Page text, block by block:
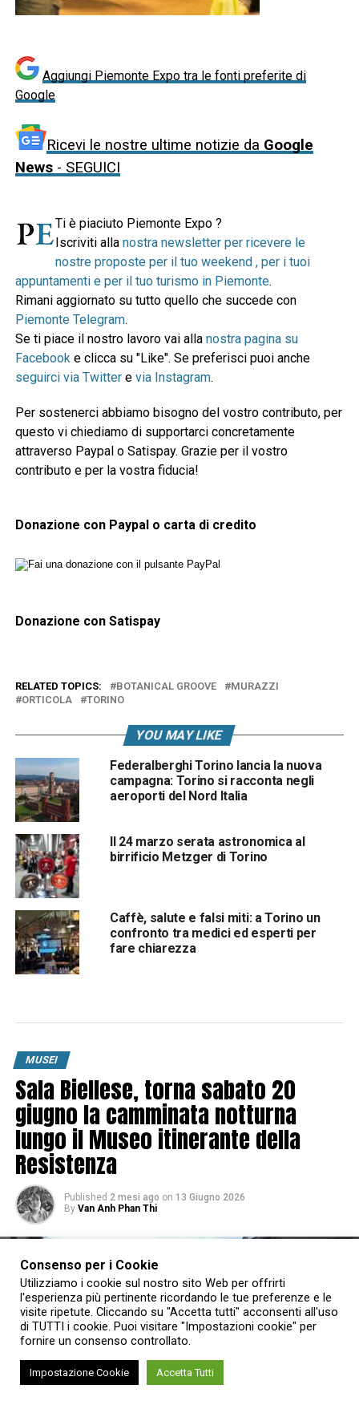
Aggiungi Piemonte Expo tra le fonti preferite di
Google
Ricevi le nostre ultime notizie da Google
News- SEGUICI
Ti è piaciuto Piemonte Expo ?
Iscriviti alla nostra newsletter per ricevere le
nostre proposte per il tuo weekend , per i tuoi
appuntamenti e per il tuo turismo in Piemonte.
Rimani aggiornato su tutto quello che succede con
Piemonte Telegram.
Se ti piace il nostro lavoro vai alla nostra pagina su
Facebooke clicca su "Like". Se preferisci puoi anche
seguirci via Twittere via Instagram.
Per sostenerci abbiamo bisogno del vostro contributo, per
questo vi chiediamo di supportarci concretamente
attraverso Paypal o Satispay. Grazie per il vostro
contributo e per la vostra fiducia!
Donazione con Paypal o carta di credito
Donazione con Satispay
RELATED TOPICS: BOTANICAL GROOVE
MURAZZI
ORTICOLA
TORINO
YOU MAY LIKE
Federalberghi Torino lancia la nuova
campagna: Torino si racconta negli
aeroporti del Nord Italia
Il 24 marzo serata astronomica al
birrificio Metzger di Torino
Caffè, salute e falsi miti: a Torino un
confronto tra medici ed esperti per
fare chiarezza
MUSEI
Sala Biellese, torna sabato 20
giugno la camminata notturna
lungo il Museo itinerante della
Resistenza
Published 2 mesi ago on 13 Giugno 2026
By Van Anh Phan Thi
Consenso per i Cookie
Utilizziamo i cookie sul nostro sito Web per offrirti
l'esperienza più pertinente ricordando le tue preferenze e le
visite ripetute. Cliccando su "Accetta tutti" acconsenti all'uso
di TUTTI i cookie. Puoi visitare "Impostazioni cookie" per
fornire un consenso controllato.
Impostazione Cookie Accetta Tutti